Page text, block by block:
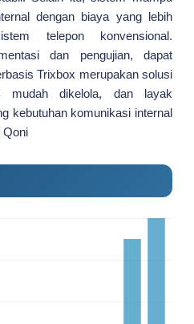
dengan biaya yang lebih
telepon konvensional.
dan pengujian, dapat
Trixbox merupakan solusi
mudah dikelola, dan layak
kebutuhan komunikasi internal
Qoni